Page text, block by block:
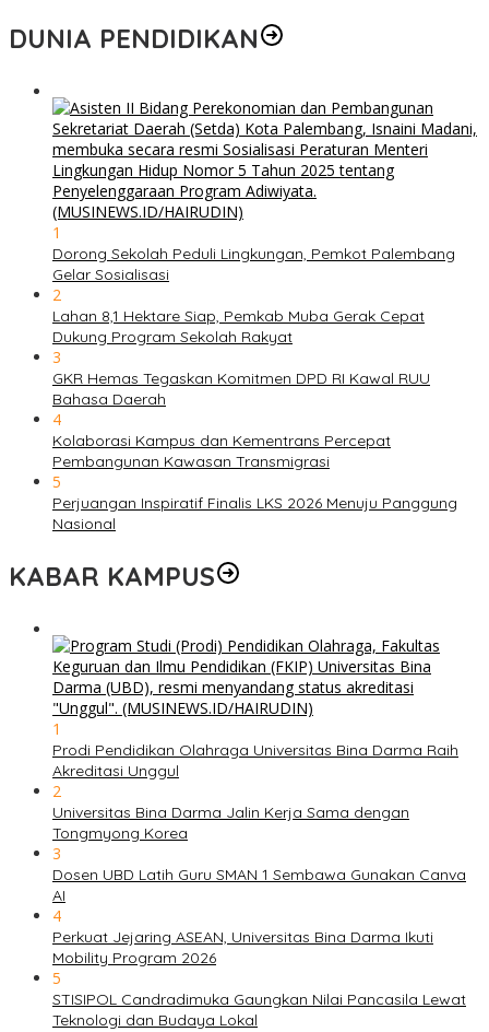
DUNIA PENDIDIKAN
1
Dorong Sekolah Peduli Lingkungan, Pemkot Palembang
Gelar Sosialisasi
2
Lahan 8,1 Hektare Siap, Pemkab Muba Gerak Cepat
Dukung Program Sekolah Rakyat
3
GKR Hemas Tegaskan Komitmen DPD RI Kawal RUU
Bahasa Daerah
4
Kolaborasi Kampus dan Kementrans Percepat
Pembangunan Kawasan Transmigrasi
5
Perjuangan Inspiratif Finalis LKS 2026 Menuju Panggung
Nasional
KABAR KAMPUS
1
Prodi Pendidikan Olahraga Universitas Bina Darma Raih
Akreditasi Unggul
2
Universitas Bina Darma Jalin Kerja Sama dengan
Tongmyong Korea
3
Dosen UBD Latih Guru SMAN 1 Sembawa Gunakan Canva
AI
4
Perkuat Jejaring ASEAN, Universitas Bina Darma Ikuti
Mobility Program 2026
5
STISIPOL Candradimuka Gaungkan Nilai Pancasila Lewat
Teknologi dan Budaya Lokal